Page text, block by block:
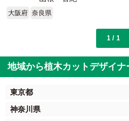
大阪府 奈良県
1 / 1
地域から植木カットデザイナ
東京都
神奈川県